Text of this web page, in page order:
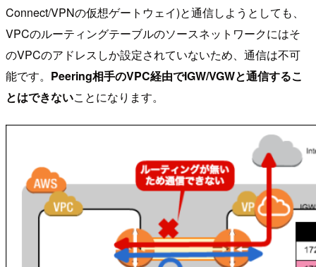
Connect/VPNの仮想ゲートウェイ)と通信しようとしても、
VPCのルーティングテーブルのソースネットワークにはそ
のVPCのアドレスしか設定されていないため、通信は不可
能です。 Peering相手のVPC経由でIGW/VGWと通信するこ
とはできないことになります。